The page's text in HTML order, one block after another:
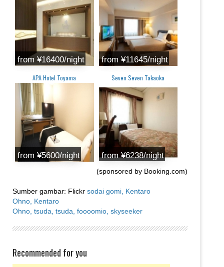
from ¥16400/night from ¥11645/night
APA Hotel Toyama
from ¥5600/night
Seven Seven Takaoka
from ¥6238/night
(sponsored by Booking.com)
Sumber gambar: Flickr sodai gomi, Kentaro
Ohno, Kentaro
Ohno, tsuda, tsuda, foooomio, skyseeker
Recommended for you